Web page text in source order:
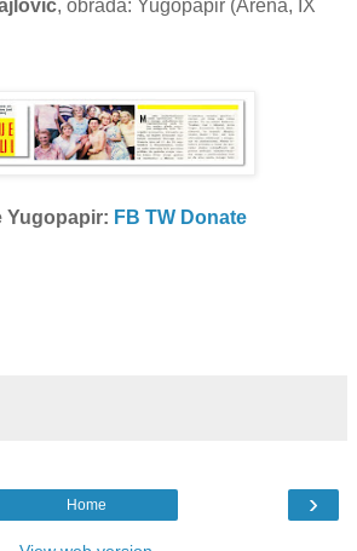
, obrada: Yugopapir (Arena, IX
Yugopapir: FB TW Donate
›
Home